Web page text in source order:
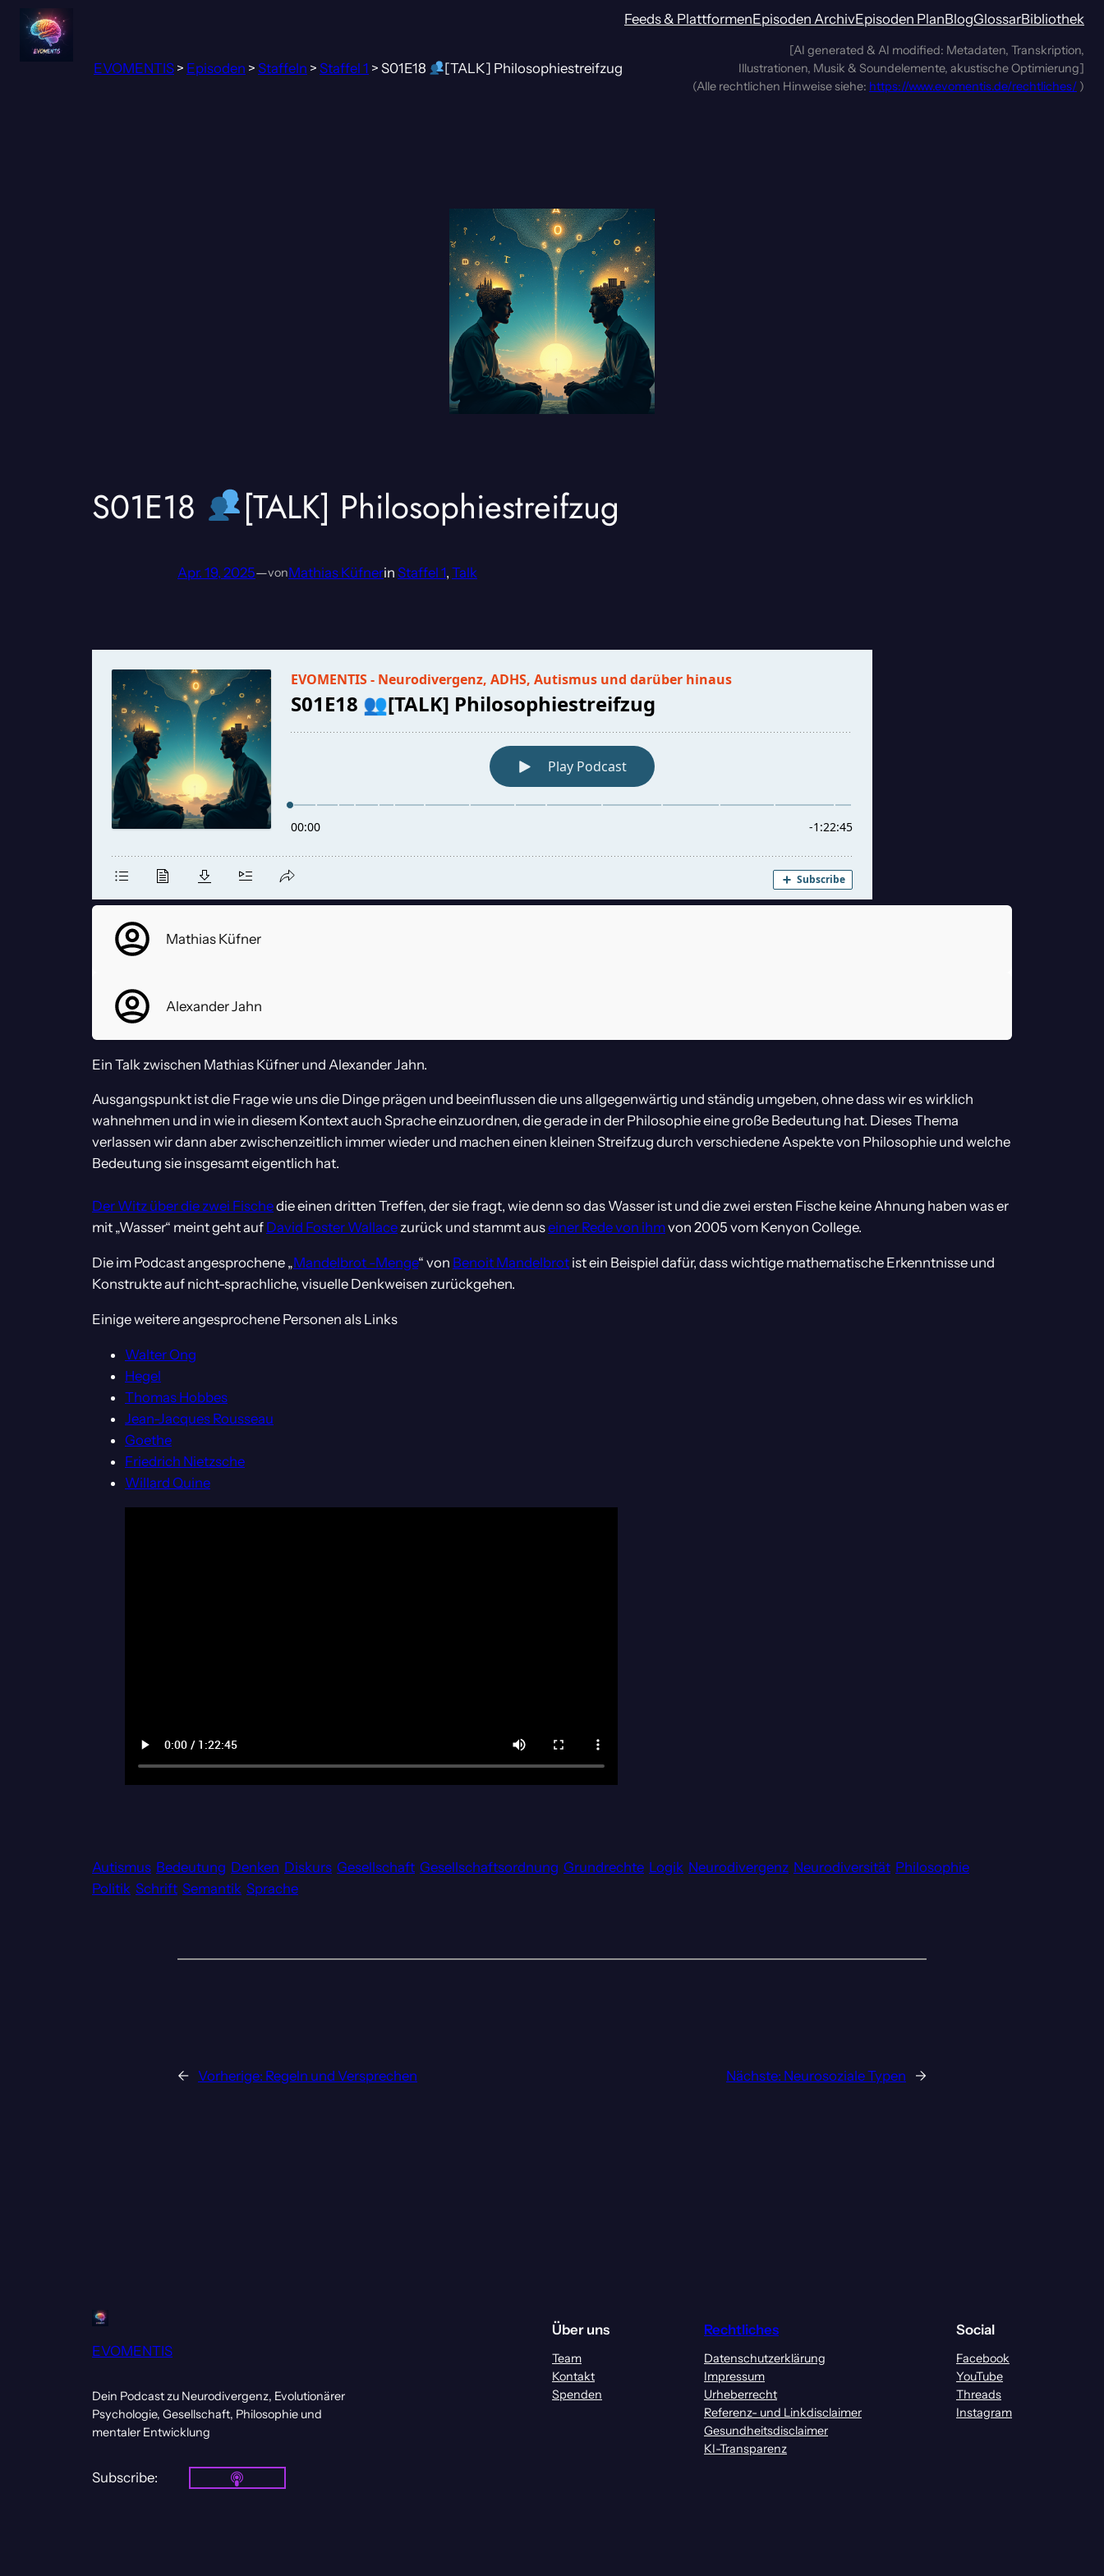
Zum
Inhalt
springen
Feeds & PlattformenEpisoden ArchivEpisoden PlanBlogGlossarBibliothek
EVOMENTIS > Episoden > Staffeln > Staffel 1 > S01E18 [TALK] Philosophiestreifzug
[AI generated & AI modified: Metadaten, Transkription,
Illustrationen, Musik & Soundelemente, akustische Optimierung]
(Alle rechtlichen Hinweise siehe: https://www.evomentis.de/rechtliches/)
S01E18 [TALK] Philosophiestreifzug
Apr. 19, 2025—vonMathias Küfnerin Staffel 1, Talk
Mathias Küfner
Alexander Jahn
Ein Talk zwischen Mathias Küfner und Alexander Jahn.
Ausgangspunkt ist die Frage wie uns die Dinge prägen und beeinflussen die uns allgegenwärtig und ständig umgeben, ohne dass wir es wirklich
wahnehmen und in wie in diesem Kontext auch Sprache einzuordnen, die gerade in der Philosophie eine große Bedeutung hat. Dieses Thema
verlassen wir dann aber zwischenzeitlich immer wieder und machen einen kleinen Streifzug durch verschiedene Aspekte von Philosophie und welche
Bedeutung sie insgesamt eigentlich hat.
Der Witz über die zwei Fischedie einen dritten Treffen, der sie fragt, wie denn so das Wasser ist und die zwei ersten Fische keine Ahnung haben was er
mit „Wasser“ meint geht auf David Foster Wallace zurück und stammt auseiner Rede von ihmvon 2005 vom Kenyon College.
Die im Podcast angesprochene „Mandelbrot -Menge“ von Benoit Mandelbrot ist ein Beispiel dafür, dass wichtige mathematische Erkenntnisse und
Konstrukte auf nicht-sprachliche, visuelle Denkweisen zurückgehen.
Einige weitere angesprochene Personen als Links
Walter Ong
Hegel
Thomas Hobbes
Jean-Jacques Rousseau
Goethe
Friedrich Nietzsche
Willard Quine
Autismus Bedeutung Denken Diskurs Gesellschaft Gesellschaftsordnung Grundrechte Logik Neurodivergenz Neurodiversität Philosophie
Politik Schrift Semantik Sprache
← Vorherige: Regeln und Versprechen Nächste: Neurosoziale Typen →
EVOMENTIS
Dein Podcast zu Neurodivergenz, Evolutionärer
Psychologie, Gesellschaft, Philosophie und
mentaler Entwicklung
Subscribe:
Über uns
Team
Kontakt
Spenden
Rechtliches
Datenschutzerklärung
Impressum
Urheberrecht
Referenz- und Linkdisclaimer
Gesundheitsdisclaimer
KI-Transparenz
Social
Facebook
YouTube
Threads
Instagram